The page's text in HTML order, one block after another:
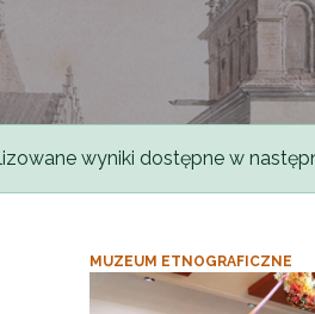
wyniki dostępne w
MUZEUM ETNOGRAFICZNE